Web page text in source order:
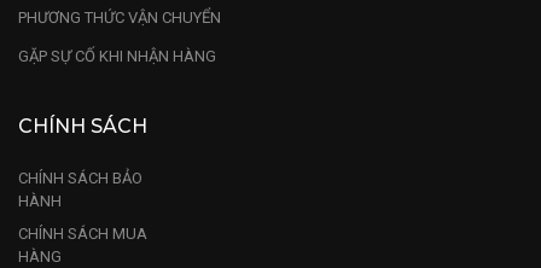
PHƯƠNG THỨC VẬN CHUYỂN
GẶP SỰ CỐ KHI NHẬN HÀNG
CHÍNH SÁCH
CHÍNH SÁCH BẢO
HÀNH
CHÍNH SÁCH MUA
HÀNG